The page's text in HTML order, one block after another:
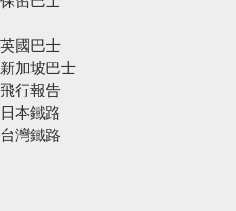
英國巴士
新加坡巴士
飛行報告
日本鐵路
台灣鐵路